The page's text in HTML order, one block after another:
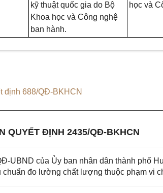
kỹ thuật quốc gia do Bộ
Khoa học và Công nghệ
ban hành.
học và
định 688/QĐ-BKHCN
QUYẾT ĐỊNH 2435/QĐ-BKHCN
UBND của Ủy ban nhân dân thành phố
chuẩn đo lường chất lượng thuộc phạm vi